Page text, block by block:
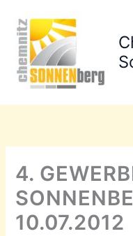
Inhalt
springen
4.
10.07.2012